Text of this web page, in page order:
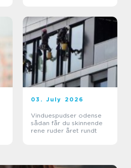
03. July 2026
Vinduespudser odense
sådan får du skinnende
rene ruder året rundt